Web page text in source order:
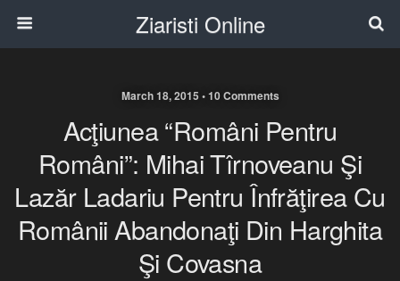
Ziaristi Online
March 18, 2015 • 10 Comments
Acţiunea “Români Pentru
Români”: Mihai Tîrnoveanu Şi
Lazăr Ladariu Pentru Înfrăţirea Cu
Românii Abandonaţi Din Harghita
Şi Covasna